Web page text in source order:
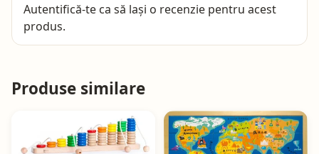
Autentifică-te ca să lași o recenzie pentru acest
produs.
Produse similare